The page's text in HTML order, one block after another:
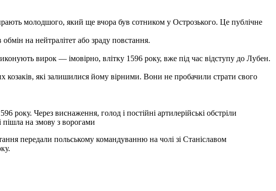
молодшого, який ще вчора був сотником у Острозького. Це публічне
на нейтралітет або зраду повстання.
вирок — імовірно, влітку 1596 року, вже під час відступу до Лубен.
які залишилися йому вірними. Вони не пробачили страти свого
Через виснаження, голод і постійні артилерійські обстріли
на змову з ворогами
передали польському командуванню на чолі зі Станіславом